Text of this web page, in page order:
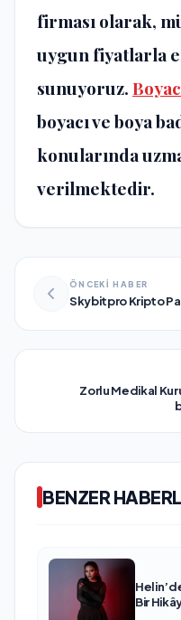
firması olarak,
uygun fiyatlarla
sunuyoruz.
boyacı veboya
konularında
verilmektedir.
ÖNCEKİ HABER
Skybitpro Kripto
Zorlu Medikal
BENZER
Bir